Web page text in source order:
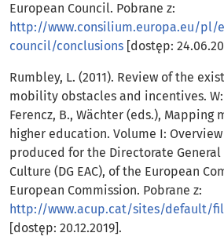
European Council. Pobrane z:
http://www.consilium.europa.eu/pl/
council/conclusions [dostęp:
Rumbley, L. (2011). Review of the
mobility obstacles and incentives. W:
Ferencz, B., Wächter (eds.),
higher education. Volume I:
produced for the Directorate
Culture (DG EAC), of the European
European Commission. Pobrane z:
http://www.acup.cat/sites/default/files/
[dostęp: 20.12.2019].